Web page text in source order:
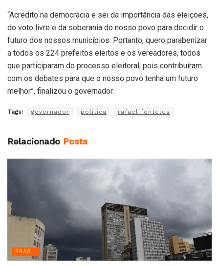
“Acredito na democracia e sei da importância das eleições,
do voto livre e da soberania do nosso povo para decidir o
futuro dos nossos municípios. Portanto, quero parabenizar
a todos os 224 prefeitos eleitos e os vereadores, todos
que participaram do processo eleitoral, pois contribuíram
com os debates para que o nosso povo tenha um futuro
melhor”, finalizou o governador.
Tags: governador política rafael fonteles
Relacionado Posts
BRASIL